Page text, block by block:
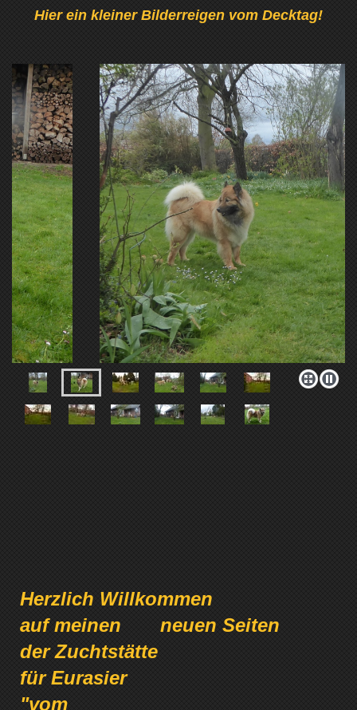
Hier ein kleiner Bilderreigen vom Decktag!
Herzlich Willkommen
auf meinen neuen Seiten
der Zuchtstätte
für Eurasier
"vom